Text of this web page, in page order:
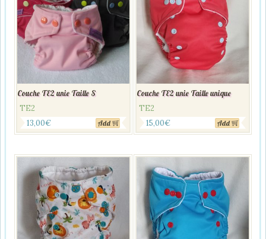
Couche TE2 unie Taille S
TE2
13,00€ Add
Couche TE2 unie Taille unique
TE2
15,00€ Add